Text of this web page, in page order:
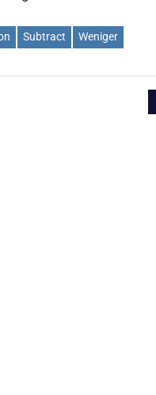
Subtract Weniger